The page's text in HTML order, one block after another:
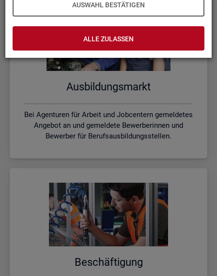
AUSWAHL BESTÄTIGEN
ALLE ZULASSEN
Aus­bil­dungs­markt
Bei Agenturen für Arbeit und Jobcentern gemeldetes
Angebot an und gemeldete Bewerberinnen und
Bewerber für Berufsausbildungsstellen.
Be­schäf­ti­gung